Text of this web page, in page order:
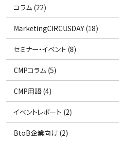
コラム (22)
MarketingCIRCUSDAY (18)
セミナー・イベント (8)
CMPコラム (5)
CMP用語 (4)
イベントレポート (2)
BtoB企業向け (2)